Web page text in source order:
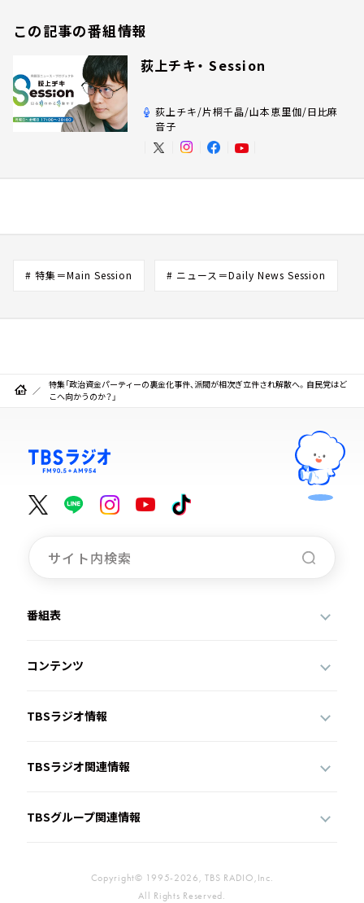
この記事の番組情報
荻上チキ・ Session
荻上チキ/片桐千晶/山本恵里伽/日比麻
音子
# 特集＝Main Session # ニュース＝Daily News Session
特集「政治資金パーティーの裏金化事件、派閥が相次ぎ立件され解散へ。自民党はど
こへ向かうのか？」
番組表
コンテンツ
TBSラジオ情報
TBSラジオ関連情報
TBSグループ関連情報
Copyright© 1995-2026, TBS RADIO,Inc.
All Rights Reserved.